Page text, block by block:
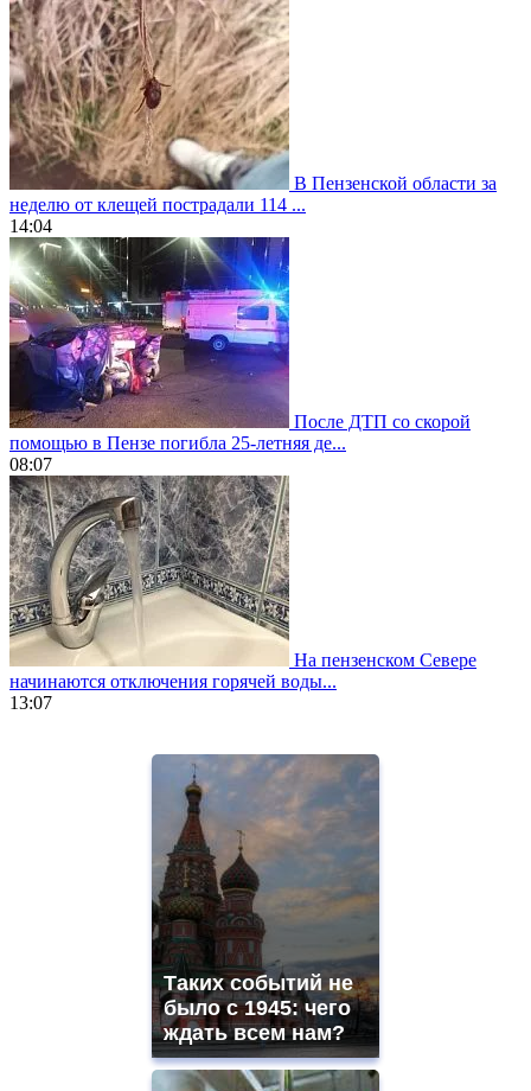
В Пензенской области за
неделю от клещей пострадали 114 ...
14:04
После ДТП со скорой
помощью в Пензе погибла 25-летняя де...
08:07
На пензенском Севере
начинаются отключения горячей воды...
13:07
https://gradewatches.to/
https://www.replicasrelojes.to/
Таких событий не
было с 1945: чего
ждать всем нам?